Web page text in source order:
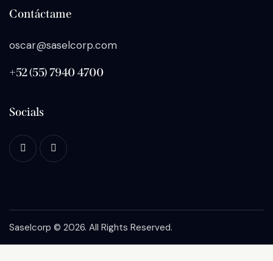
Contáctame
oscar@saselcorp.com
+52 (55) 7940 4700
Socials
Saselcorp © 2026. All Rights Reserved.